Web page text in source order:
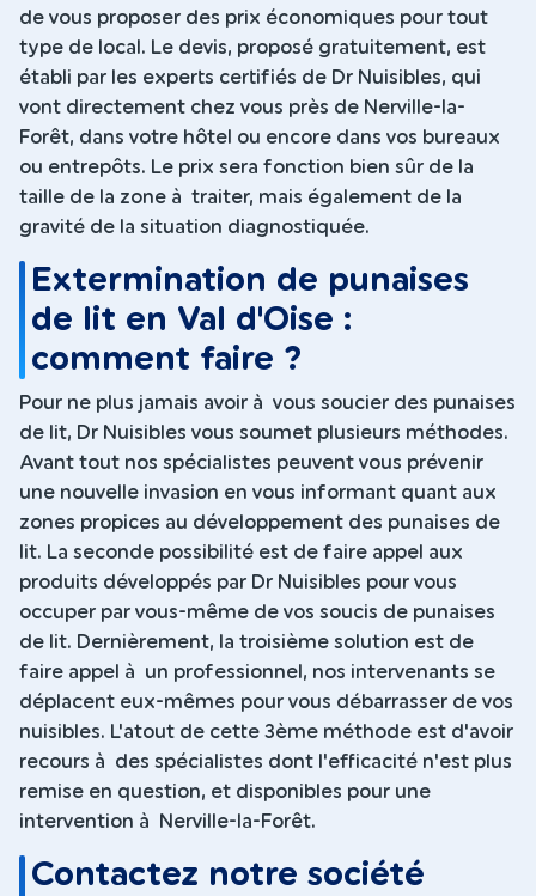
de vous proposer des prix économiques pour tout
type de local. Le devis, proposé gratuitement, est
établi par les experts certifiés de Dr Nuisibles, qui
vont directement chez vous près de Nerville-la-
Forêt, dans votre hôtel ou encore dans vos bureaux
ou entrepôts. Le prix sera fonction bien sûr de la
taille de la zone à traiter, mais également de la
gravité de la situation diagnostiquée.
Extermination de punaises
de lit en Val d'Oise :
comment faire ?
Pour ne plus jamais avoir à vous soucier des punaises
de lit, Dr Nuisibles vous soumet plusieurs méthodes.
Avant tout nos spécialistes peuvent vous prévenir
une nouvelle invasion en vous informant quant aux
zones propices au développement des punaises de
lit. La seconde possibilité est de faire appel aux
produits développés par Dr Nuisibles pour vous
occuper par vous-même de vos soucis de punaises
de lit. Dernièrement, la troisième solution est de
faire appel à un professionnel, nos intervenants se
déplacent eux-mêmes pour vous débarrasser de vos
nuisibles. L'atout de cette 3ème méthode est d'avoir
recours à des spécialistes dont l'efficacité n'est plus
remise en question, et disponibles pour une
intervention à Nerville-la-Forêt.
Contactez notre société